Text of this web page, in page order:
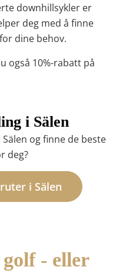
downhillsykler er
deg med å finne
dine behov.
også 10%-rabatt på
i Sälen
og finne de beste
deg?
i Sälen
- eller